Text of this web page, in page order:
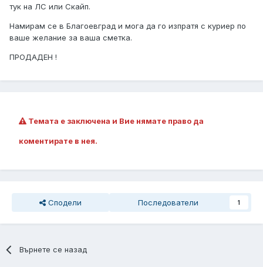
тук на ЛС или Скайп.
Намирам се в Благоевград и мога да го изпратя с куриер по
ваше желание за ваша сметка.
ПРОДАДЕН !
Темата е заключена и Вие нямате право да
коментирате в нея.
Сподели Последователи 1
Върнете се назад